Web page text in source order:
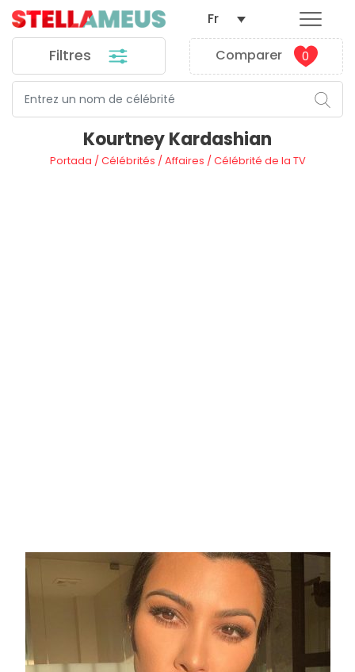
Filtres Comparer 0
Fr
Kourtney Kardashian
Portada /Célébrités /Affaires /Célébrité de la TV